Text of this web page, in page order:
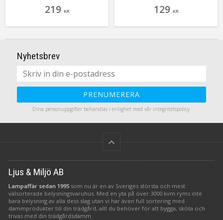
219 KR 129 KR
Nyhetsbrev
PRENUMERERA
Dina personuppgifter behandlas i enlighet med vår integritetspolicy.
keyboard_arrow_up
Ljus & Miljö AB
Lampaffär sedan 1995 som nu är en av Sveriges största och mest
välsorterade belysningsvaruhus. Med en yta på över 3000 kvm ryms inte
bara belysning av alla dess slag utan vi har även full sortering med
dammprodukter till din trädgård, allt du behöver för att bygga, sköta och
trivas med din trädgårdsdamm.